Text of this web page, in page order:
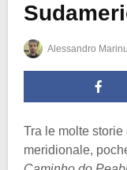
Alessandro
Tra le molte
meridionale,